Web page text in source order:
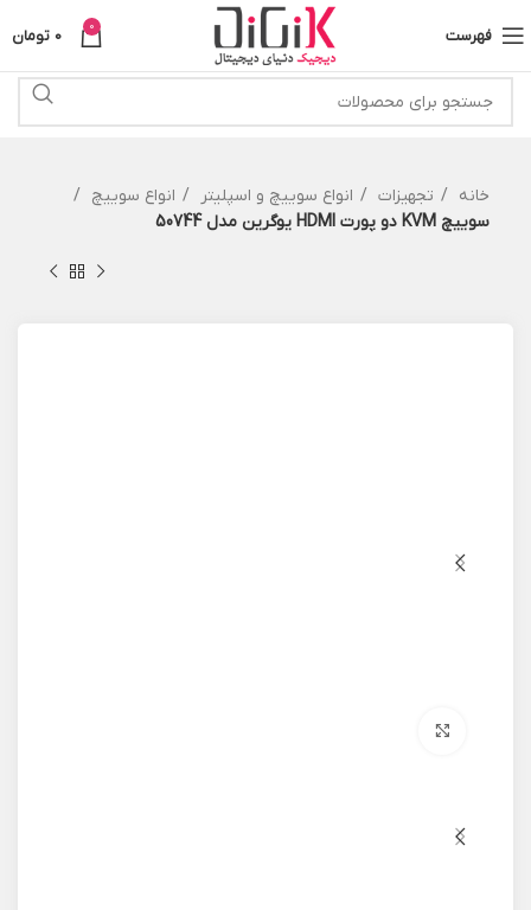
فهرست 0
0 تومان
خانه تجهیزات انواع سوییچ و اسپلیتر
انواع سوییچ
سوییچ KVM دو پورت HDMI یوگرین مدل 50744